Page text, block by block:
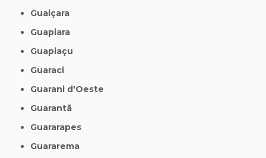
Guaiçara
Guapiara
Guapiaçu
Guaraci
Guarani d'Oeste
Guarantã
Guararapes
Guararema